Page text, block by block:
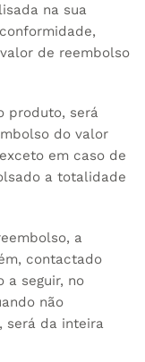
na sua
de reembolso
produto, será
do valor
em caso de
a totalidade
a
contactado
a seguir, no
não
será da inteira